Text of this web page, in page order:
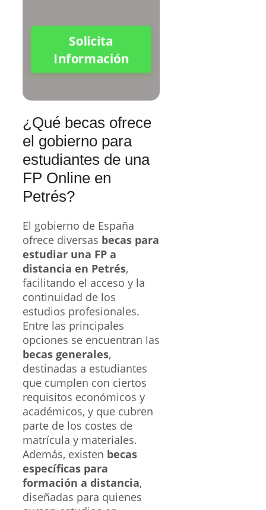
Solicita
Información
¿Qué becas ofrece
el gobierno para
estudiantes de una
FP Online en
Petrés?
El gobierno de España
ofrece diversas becas para
estudiar una FP a
distancia en Petrés,
facilitando el acceso y la
continuidad de los
estudios profesionales.
Entre las principales
opciones se encuentran las
becas generales,
destinadas a estudiantes
que cumplen con ciertos
requisitos económicos y
académicos, y que cubren
parte de los costes de
matrícula y materiales.
Además, existen becas
específicas para
formación a distancia,
diseñadas para quienes